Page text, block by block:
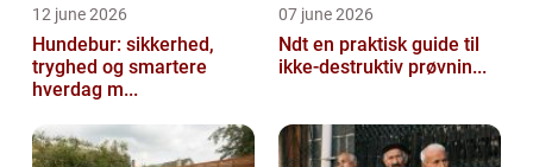
12 june 2026
Hundebur: sikkerhed,
tryghed og smartere
hverdag m...
07 june 2026
Ndt en praktisk guide til
ikke-destruktiv prøvnin...